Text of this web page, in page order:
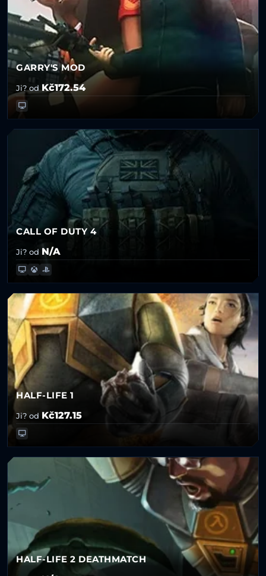
GARRY'S MOD
Ji? odKč172.54
CALL OF DUTY 4
Ji? od N/A
HALF-LIFE 1
Ji? od Kč127.15
HALF-LIFE 2 DEATHMATCH